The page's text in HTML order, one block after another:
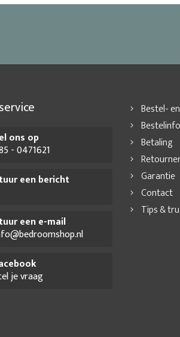
ons op
- 0471621
een bericht
een e-mail
je vraag
Bestel-
Betaling
Garantie
Contact
Tips &